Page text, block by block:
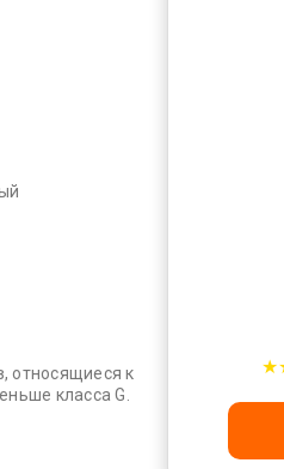
относящиеся к
класса G.